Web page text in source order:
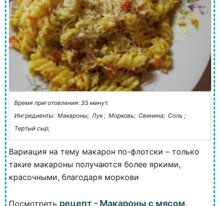
Время приготовления: 35 минут.
Ингредиенты: Макароны; Лук ; Морковь; Свинина; Соль ;
Тертый сыр;
Вариация на тему макарон по-флотски – только
такие макароны получаются более яркими,
красочными, благодаря моркови
Посмотреть рецепт - Макароны с мясом,